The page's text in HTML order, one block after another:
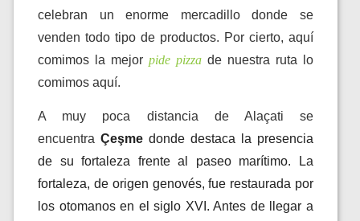
celebran un enorme mercadillo donde se
venden todo tipo de productos. Por cierto, aquí
comimos la mejor pide pizza de nuestra ruta lo
comimos aquí.
A muy poca distancia de Alaçati se
encuentra Çeşme donde destaca la presencia
de su fortaleza frente al paseo marítimo. La
fortaleza, de origen genovés, fue restaurada por
los otomanos en el siglo XVI. Antes de llegar a